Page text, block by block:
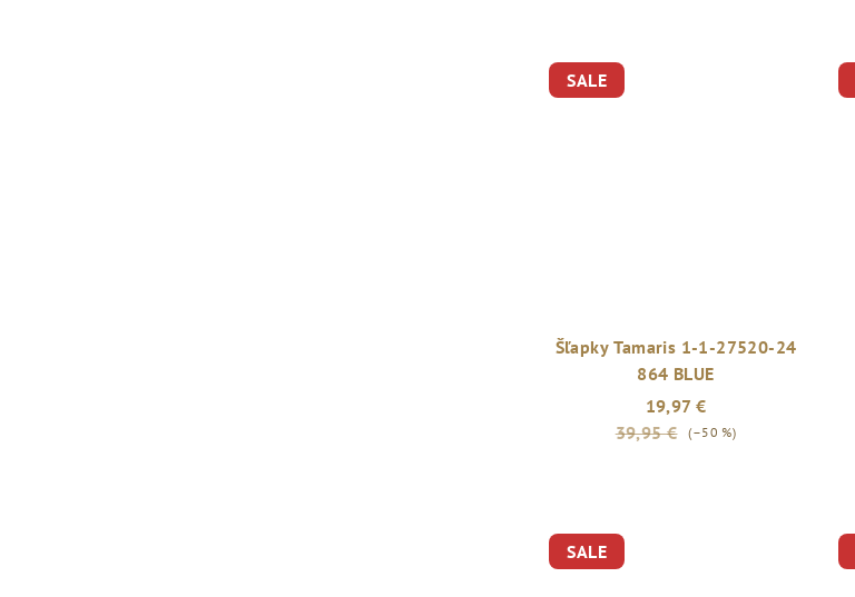
SALE
Šľapky Tamaris 1-1-27520-24
864 BLUE
19,97 €
39,95 €
(–50 %)
SALE